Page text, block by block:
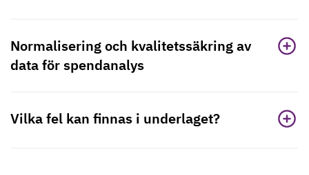
Normalisering och kvalitetssäkring av
data för spendanalys
Vilka fel kan finnas i underlaget?